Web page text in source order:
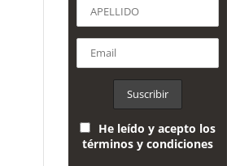
He leído y acepto los
términos y condiciones